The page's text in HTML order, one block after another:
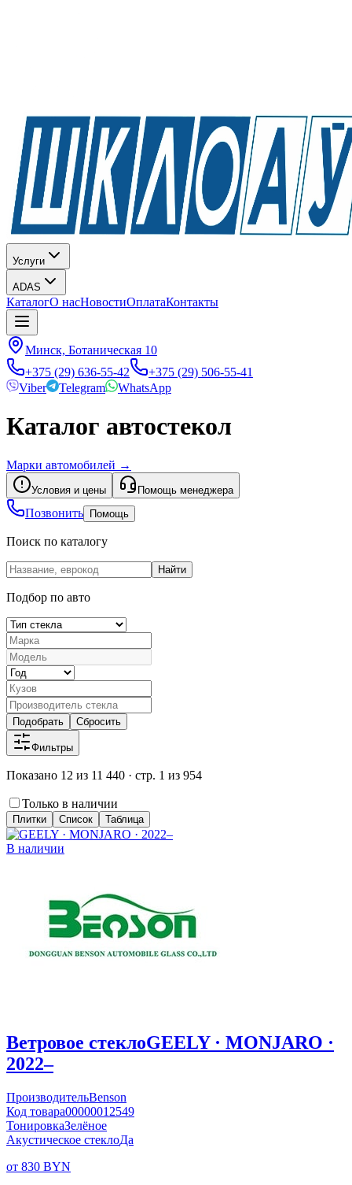
Услуги
ADAS
КаталогО насНовостиОплатаКонтакты
Минск, Ботаническая 10
+375 (29) 636-55-42
+375 (29) 506-55-41
Viber
Telegram WhatsApp
Каталог автостекол
Марки автомобилей →
Условия и цены Помощь менеджера
Позвонить Помощь
Поиск по каталогу
Найти
Подбор по авто
Подобрать Сбросить
Фильтры
Показано 12 из 11 440 · стр. 1 из 954
Только в наличии
Плитки Список Таблица
В наличии
Ветровое стеклоGEELY · MONJARO ·
2022–
ПроизводительBenson
Код товара00000012549
ТонировкаЗелёное
Акустическое стеклоДа
от 830 BYN